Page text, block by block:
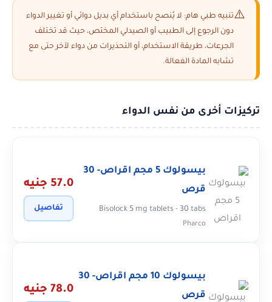
تنبيه طبي هام: لا يُنصح باستخدام أي بديل دوائي أو تغيير الدواء
دون الرجوع إلى الطبيب أو الصيدلي المختص، حيث قد تختلف
الجرعات، طريقة الاستخدام، أو التحذيرات من دواء لآخر حتى مع
تشابه المادة الفعالة.
تركيزات أخرى من نفس الدواء
بيسولوك 5 مجم اقراص- 30
قرص
Bisolock 5 mg tablets - 30 tabs
Pharco
57.0 جنيه
تفاصيل
بيسولوك 10 مجم اقراص- 30
قرص
78.0 جنيه